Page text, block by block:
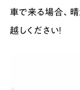
車で来る場合、
越しください！